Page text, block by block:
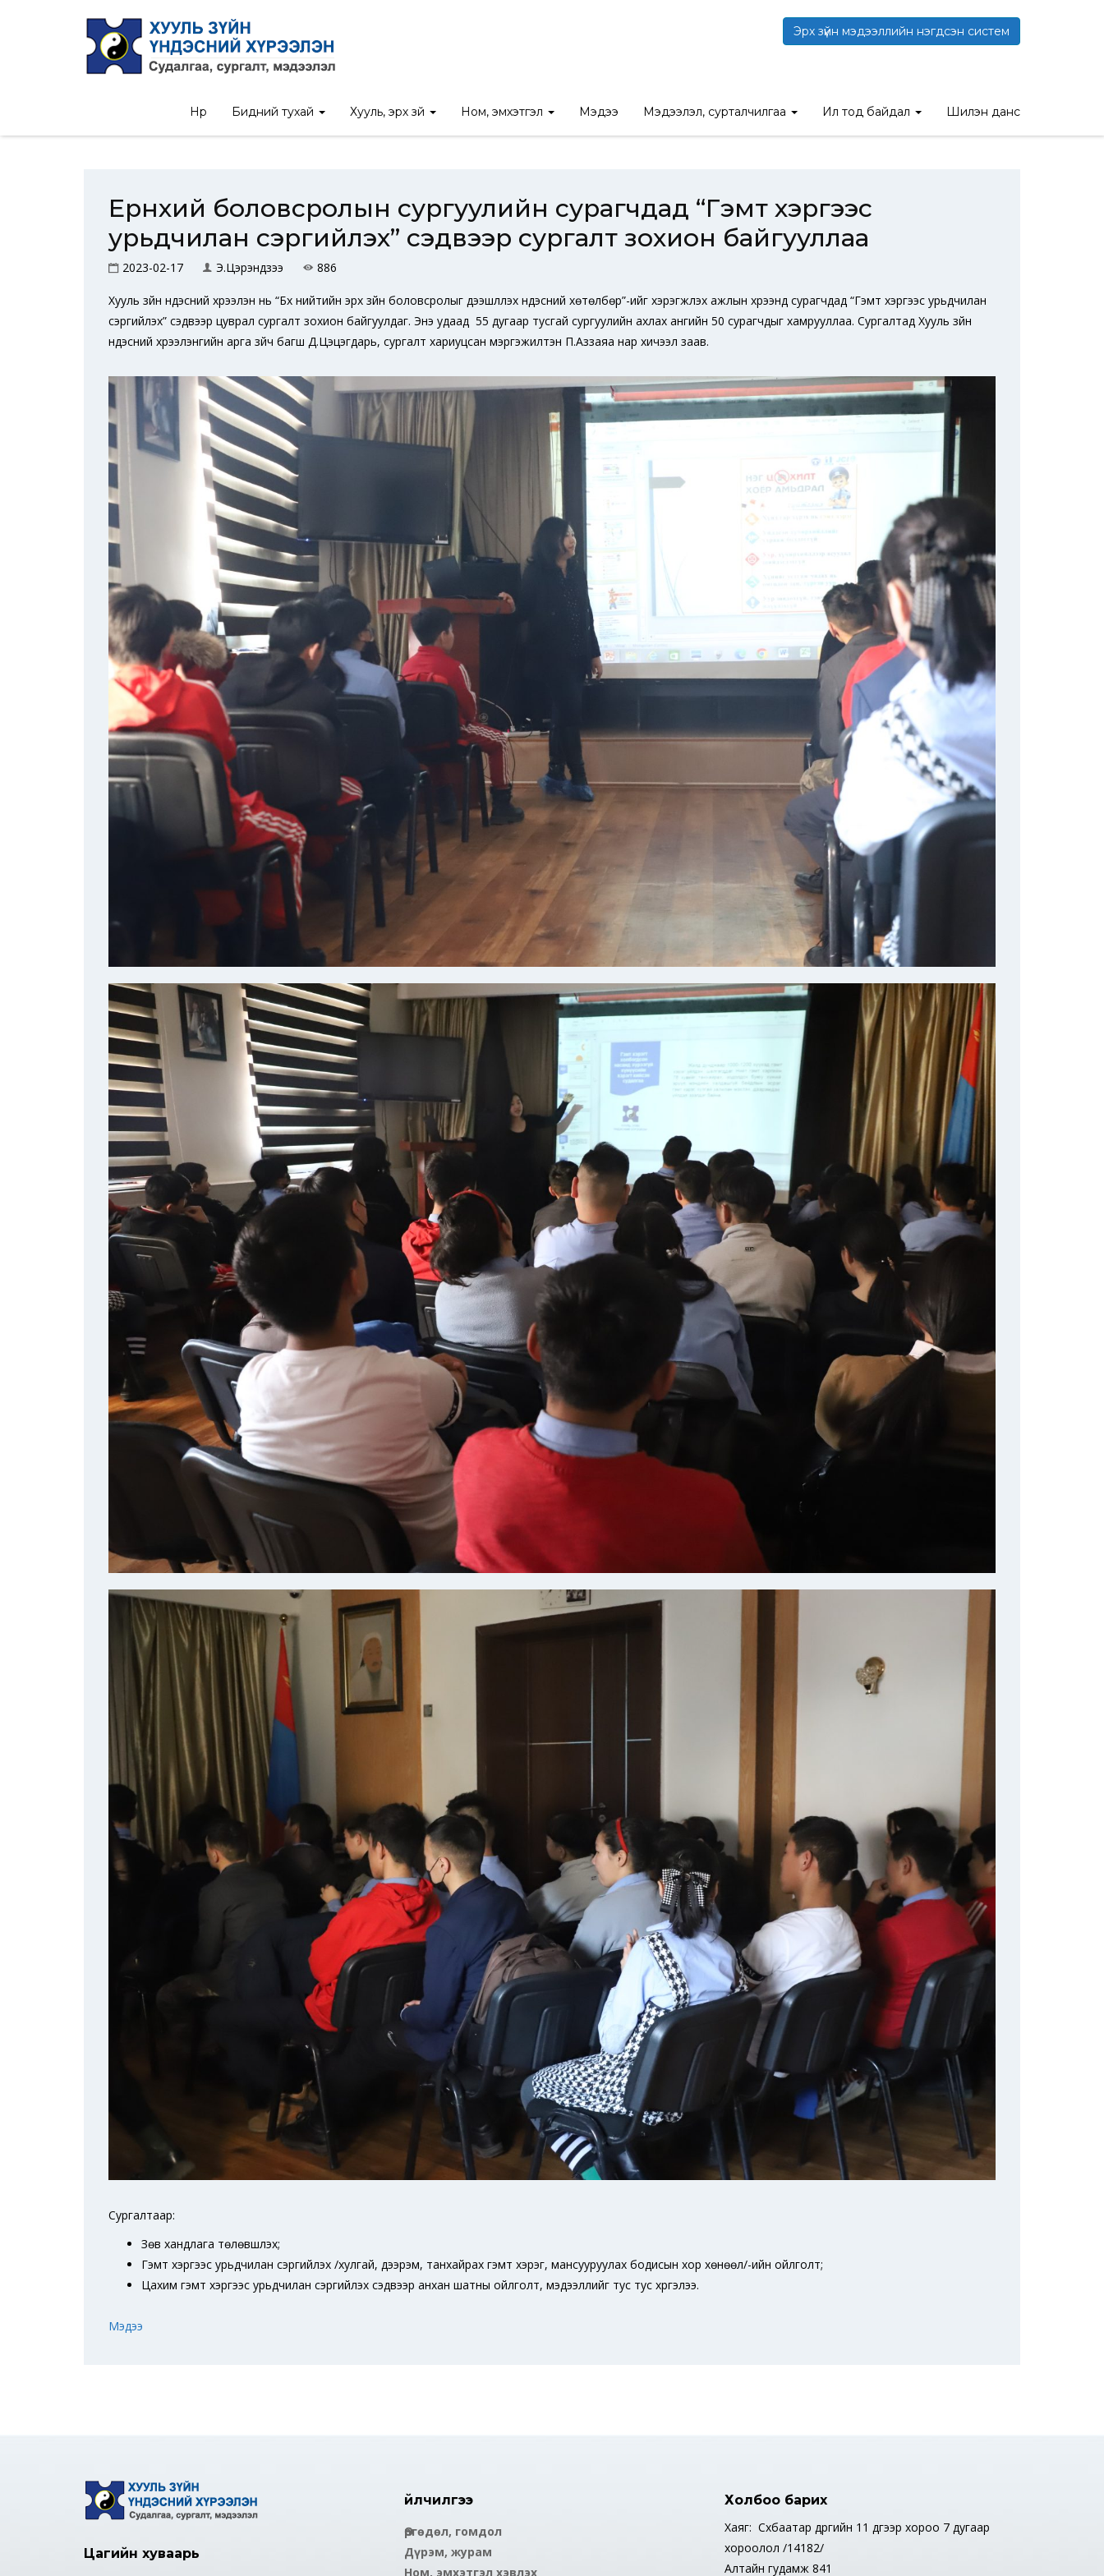
Эрх зүйн мэдээллийн нэгдсэн систем
Нүүр Бидний тухай Хууль, эрх зүй Ном, эмхэтгэл Мэдээ Мэдээлэл, сурталчилгаа Ил тод байдал Шилэн данс
Нүүр / Мэдээ / Ерөнхий боловсролын сургуулийн сурагчдад “Гэмт хэргээс урьдчилан сэргийлэх” сэдвээр сургалт зохион байгууллаа
Ерөнхий боловсролын сургуулийн сурагчдад “Гэмт хэргээс
урьдчилан сэргийлэх” сэдвээр сургалт зохион байгууллаа
2023-02-17 Э.Цэрэндүзээ 886
Хууль зүйн үндэсний хүрээлэн нь “Бүх нийтийн эрх зүйн боловсролыг дээшлүүлэх үндэсний хөтөлбөр”-ийг хэрэгжүүлэх ажлын хүрээнд сурагчдад “Гэмт хэргээс урьдчилан
сэргийлэх” сэдвээр цуврал сургалт зохион байгуулдаг. Энэ удаад 55 дугаар тусгай сургуулийн ахлах ангийн 50 сурагчдыг хамрууллаа. Сургалтад Хууль зүйн
үндэсний хүрээлэнгийн арга зүйч багш Д.Цэцэгдарь, сургалт хариуцсан мэргэжилтэн П.Аззаяа нар хичээл заав.
Сургалтаар:
Зөв хандлага төлөвшүүлэх;
Гэмт хэргээс урьдчилан сэргийлэх /хулгай, дээрэм, танхайрах гэмт хэрэг, мансууруулах бодисын хор хөнөөл/-ийн ойлголт;
Цахим гэмт хэргээс урьдчилан сэргийлэх сэдвээр анхан шатны ойлголт, мэдээллийг тус тус хүргэлээ.
Мэдээ
Цагийн хуваарь
Үйлчилгээ
Өргөдөл, гомдол
Дүрэм, журам
Ном, эмхэтгэл хэвлэх
Холбоо барих
Хаяг: Сүхбаатар дүүргийн 11 дүгээр хороо 7 дугаар
хороолол /14182/
Алтайн гудамж 841